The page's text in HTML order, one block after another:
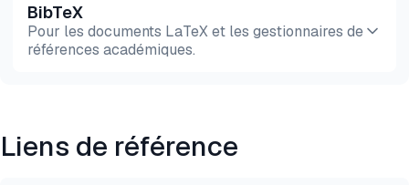
Aperçu HTML Copier
BibTeX
Pour les documents LaTeX et les gestionnaires de
références académiques.
@misc{dilmegani2026,
Liens de référence